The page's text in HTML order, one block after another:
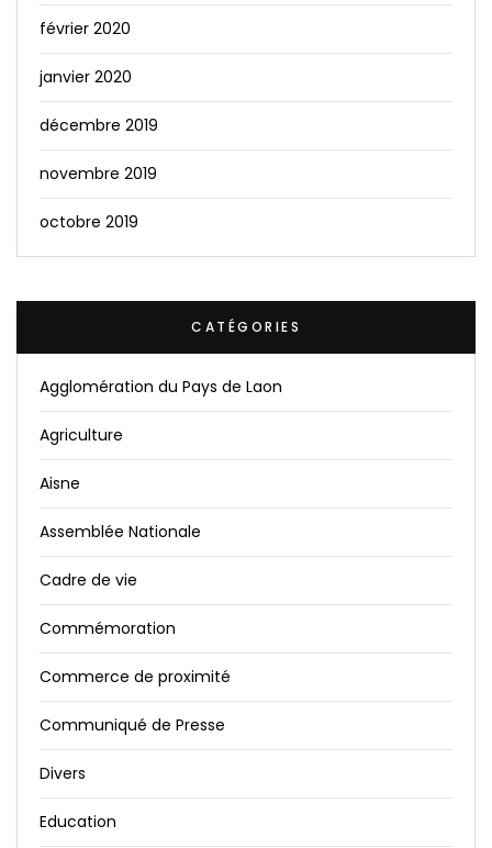
février 2020
janvier 2020
décembre 2019
novembre 2019
octobre 2019
CATÉGORIES
Agglomération du Pays de Laon
Agriculture
Aisne
Assemblée Nationale
Cadre de vie
Commémoration
Commerce de proximité
Communiqué de Presse
Divers
Education